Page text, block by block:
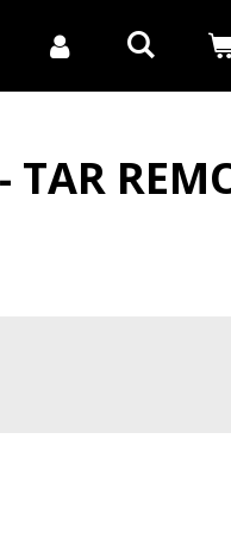
TAR